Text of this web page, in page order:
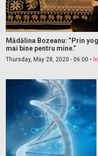
Mădălina Bozeanu: ”Prin
mai bine pentru mine.”
Thursday, May 28, 2020 - 06:00 •